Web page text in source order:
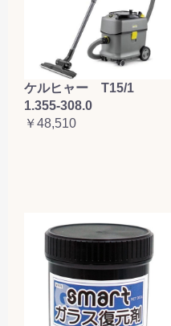
ケルヒャー T15/1
1.355-308.0
￥48,510